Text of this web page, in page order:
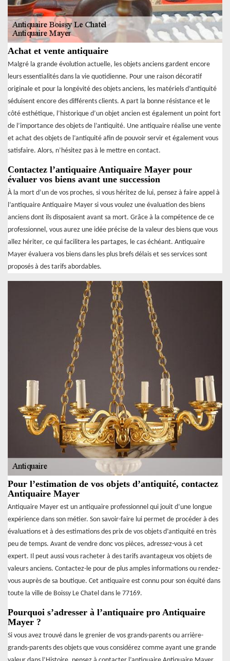
Achat et vente antiquaire
Malgré la grande évolution actuelle, les objets anciens gardent encore
leurs essentialités dans la vie quotidienne. Pour une raison décoratif
originale et pour la longévité des objets anciens, les matériels d’antiquité
séduisent encore des différents clients. A part la bonne résistance et le
côté esthétique, l’historique d’un objet ancien est également un point fort
de l’importance des objets de l’antiquité. Une antiquaire réalise une vente
et achat des objets de l’antiquité afin de pouvoir servir et également vous
satisfaire. Alors, n’hésitez pas à le mettre en contact.
Contactez l’antiquaire Antiquaire Mayer pour
évaluer vos biens avant une succession
À la mort d’un de vos proches, si vous héritez de lui, pensez à faire appel à
l’antiquaire Antiquaire Mayer si vous voulez une évaluation des biens
anciens dont ils disposaient avant sa mort. Grâce à la compétence de ce
professionnel, vous aurez une idée précise de la valeur des biens que vous
allez hériter, ce qui facilitera les partages, le cas échéant. Antiquaire
Mayer évaluera vos biens dans les plus brefs délais et ses services sont
proposés à des tarifs abordables.
Pour l’estimation de vos objets d’antiquité, contactez
Antiquaire Mayer
Antiquaire Mayer est un antiquaire professionnel qui jouit d’une longue
expérience dans son métier. Son savoir-faire lui permet de procéder à des
évaluations et à des estimations des prix de vos objets d’antiquité en très
peu de temps. Avant de vendre donc vos pièces, adressez-vous à cet
expert. Il peut aussi vous racheter à des tarifs avantageux vos objets de
valeurs anciens. Contactez-le pour de plus amples informations ou rendez-
vous auprès de sa boutique. Cet antiquaire est connu pour son équité dans
toute la ville de Boissy Le Chatel dans le 77169.
Pourquoi s’adresser à l’antiquaire pro Antiquaire
Mayer ?
Si vous avez trouvé dans le grenier de vos grands-parents ou arrière-
grands-parents des objets que vous considérez comme ayant une grande